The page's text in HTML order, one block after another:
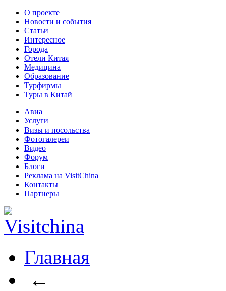
О проекте
Новости и события
Статьи
Интересное
Города
Отели Китая
Медицина
Образование
Турфирмы
Туры в Китай
Авиа
Услуги
Визы и посольства
Фотогалереи
Видео
Форум
Блоги
Реклама на VisitChina
Контакты
Партнеры
Главная
←